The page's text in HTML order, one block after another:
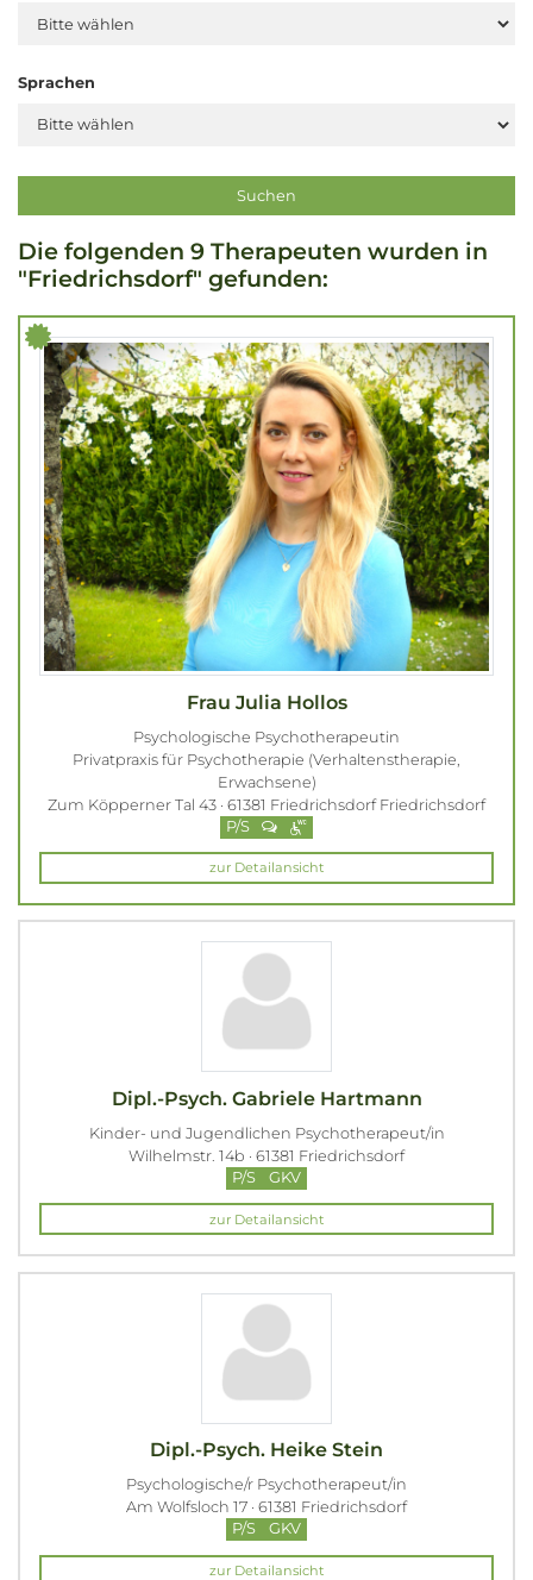
Sprachen
Die folgenden 9 Therapeuten wurden in
"Friedrichsdorf" gefunden:
Frau Julia Hollos
Psychologische Psychotherapeutin
Privatpraxis für Psychotherapie (Verhaltenstherapie,
Erwachsene)
Zum Köpperner Tal 43 · 61381 Friedrichsdorf Friedrichsdorf
P/S
zur Detailansicht
Dipl.-Psych. Gabriele Hartmann
Kinder- und Jugendlichen Psychotherapeut/in
Wilhelmstr. 14b · 61381 Friedrichsdorf
P/S
GKV
zur Detailansicht
Dipl.-Psych. Heike Stein
Psychologische/r Psychotherapeut/in
Am Wolfsloch 17 · 61381 Friedrichsdorf
P/S
GKV
zur Detailansicht